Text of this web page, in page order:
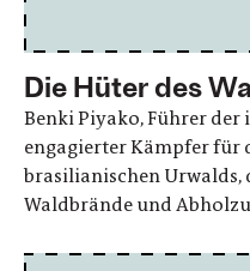
Die Hüter des
Benki Piyako, Führer
engagierter Kämpfer für
brasilianischen
Waldbrände und